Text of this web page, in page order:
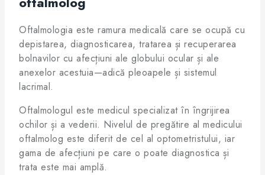
Oftalmologia este ramura medicală care se ocupă cu
depistarea, diagnosticarea, tratarea și recuperarea
bolnavilor cu afecțiuni ale globului ocular și ale
anexelor acestuia—adică pleoapele și sistemul
lacrimal.
Oftalmologul este medicul specializat în îngrijirea
ochilor și a vederii. Nivelul de pregătire al medicului
oftalmolog este diferit de cel al optometristului, iar
gama de afecțiuni pe care o poate diagnostica și
trata este mai amplă.